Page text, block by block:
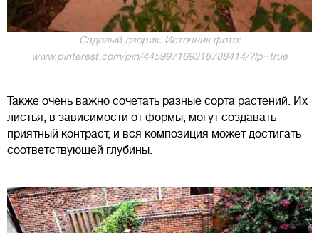
Садовый дворик. Источник фото:
www.pinterest.com/pin/445997169318788414/?lp=true
Также очень важно сочетать разные сорта растений. Их
листья, в зависимости от формы, могут создавать
приятный контраст, и вся композиция может достигать
соответствующей глубины.